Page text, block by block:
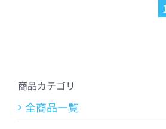
商品カテゴリ
全商品一覧